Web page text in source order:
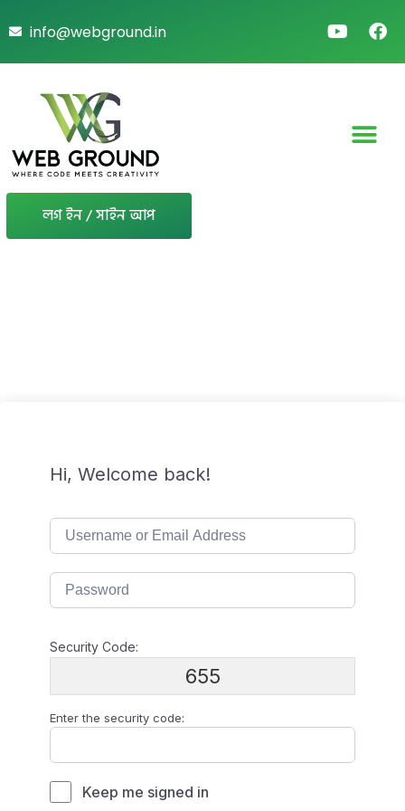
info@webground.in
লগ ইন / সাইন আপ
Hi, Welcome back!
Security Code:
655
Enter the security code:
Keep me signed in